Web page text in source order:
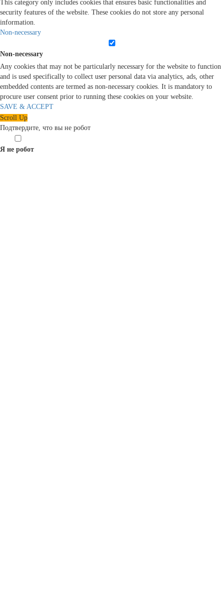
This category only includes cookies that ensures basic functionalities and
security features of the website. These cookies do not store any personal
information.
Non-necessary
Non-necessary
Any cookies that may not be particularly necessary for the website to function
and is used specifically to collect user personal data via analytics, ads, other
embedded contents are termed as non-necessary cookies. It is mandatory to
procure user consent prior to running these cookies on your website.
SAVE & ACCEPT
Scroll Up
Подтвердите, что вы не робот
Я не робот